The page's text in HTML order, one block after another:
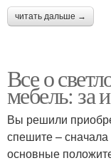
читать дальше →
Все о
мебель: за
Вы решили
спешите – сначала
основные